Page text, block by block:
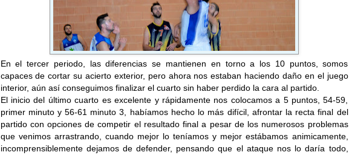
En el tercer periodo, las diferencias se mantienen en torno a los 10 puntos, somos
capaces de cortar su acierto exterior, pero ahora nos estaban haciendo daño en el juego
interior, aún así conseguimos finalizar el cuarto sin haber perdido la cara al partido.
El inicio del último cuarto es excelente y rápidamente nos colocamos a 5 puntos, 54-59,
primer minuto y 56-61 minuto 3, habíamos hecho lo más difícil, afrontar la recta final del
partido con opciones de competir el resultado final a pesar de los numerosos problemas
que venimos arrastrando, cuando mejor lo teníamos y mejor estábamos animicamente,
incomprensiblemente dejamos de defender, pensando que el ataque nos lo daría todo,